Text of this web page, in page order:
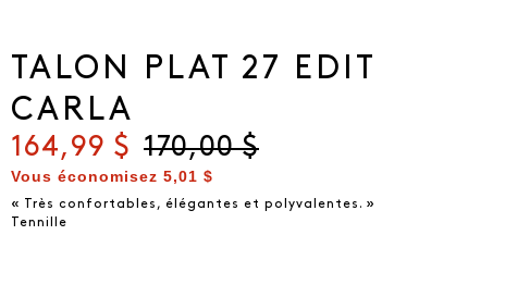
TALON PLAT 27 EDIT
CARLA
Prix actuel
164,99 $ Prix d'origine
170,00 $
Vous économisez 5,01 $
« Très confortables, élégantes et polyvalentes. »
Tennille